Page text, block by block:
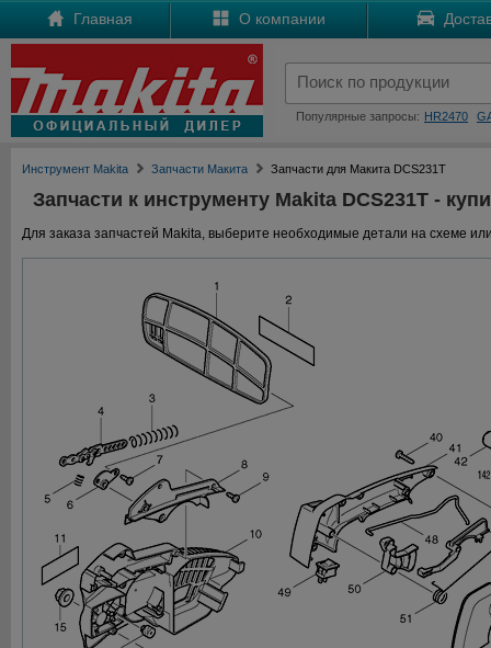
Главная О компании
Популярные запросы: HR2470
Инструмент Makita Запчасти Макита Запчасти для Макита DCS231T
Запчасти к инструменту Makita DCS231T -
Для заказа запчастей Makita, выберите необходимые детали на схеме